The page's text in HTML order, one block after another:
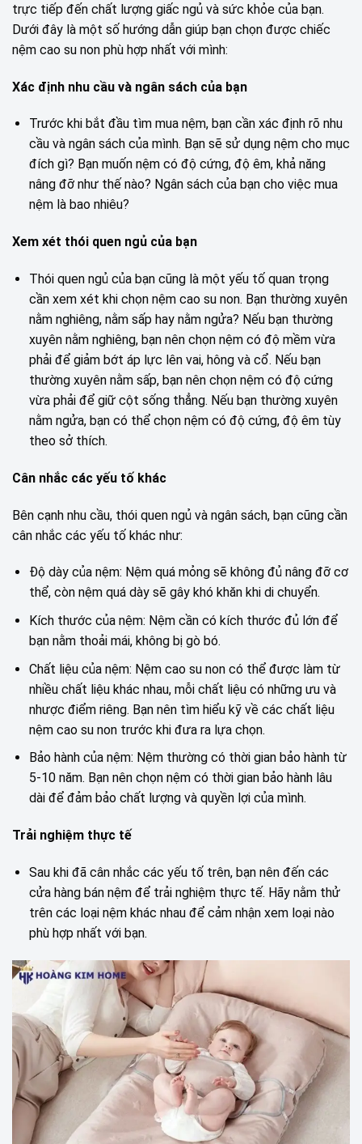
trực tiếp đến chất lượng giấc ngủ và sức khỏe của bạn.
Dưới đây là một số hướng dẫn giúp bạn chọn được chiếc
nệm cao su non phù hợp nhất với mình:
Xác định nhu cầu và ngân sách của bạn
Trước khi bắt đầu tìm mua nệm, bạn cần xác định rõ nhu
cầu và ngân sách của mình. Bạn sẽ sử dụng nệm cho mục
đích gì? Bạn muốn nệm có độ cứng, độ êm, khả năng
nâng đỡ như thế nào? Ngân sách của bạn cho việc mua
nệm là bao nhiêu?
Xem xét thói quen ngủ của bạn
Thói quen ngủ của bạn cũng là một yếu tố quan trọng
cần xem xét khi chọn nệm cao su non. Bạn thường xuyên
nằm nghiêng, nằm sấp hay nằm ngửa? Nếu bạn thường
xuyên nằm nghiêng, bạn nên chọn nệm có độ mềm vừa
phải để giảm bớt áp lực lên vai, hông và cổ. Nếu bạn
thường xuyên nằm sấp, bạn nên chọn nệm có độ cứng
vừa phải để giữ cột sống thẳng. Nếu bạn thường xuyên
nằm ngửa, bạn có thể chọn nệm có độ cứng, độ êm tùy
theo sở thích.
Cân nhắc các yếu tố khác
Bên cạnh nhu cầu, thói quen ngủ và ngân sách, bạn cũng cần
cân nhắc các yếu tố khác như:
Độ dày của nệm: Nệm quá mỏng sẽ không đủ nâng đỡ cơ
thể, còn nệm quá dày sẽ gây khó khăn khi di chuyển.
Kích thước của nệm: Nệm cần có kích thước đủ lớn để
bạn nằm thoải mái, không bị gò bó.
Chất liệu của nệm: Nệm cao su non có thể được làm từ
nhiều chất liệu khác nhau, mỗi chất liệu có những ưu và
nhược điểm riêng. Bạn nên tìm hiểu kỹ về các chất liệu
nệm cao su non trước khi đưa ra lựa chọn.
Bảo hành của nệm: Nệm thường có thời gian bảo hành từ
5-10 năm. Bạn nên chọn nệm có thời gian bảo hành lâu
dài để đảm bảo chất lượng và quyền lợi của mình.
Trải nghiệm thực tế
Sau khi đã cân nhắc các yếu tố trên, bạn nên đến các
cửa hàng bán nệm để trải nghiệm thực tế. Hãy nằm thử
trên các loại nệm khác nhau để cảm nhận xem loại nào
phù hợp nhất với bạn.